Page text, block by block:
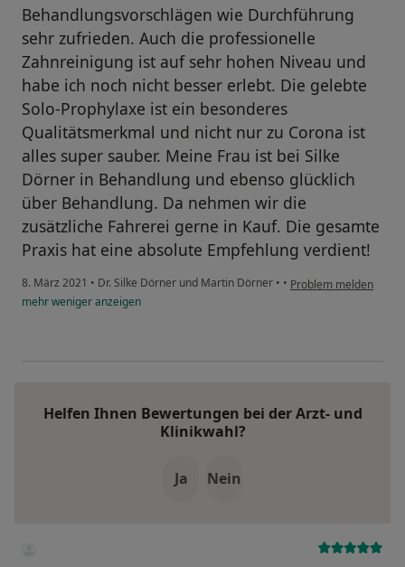
Behandlungsvorschlägen wie Durchführung
sehr zufrieden. Auch die professionelle
Zahnreinigung ist auf sehr hohen Niveau und
habe ich noch nicht besser erlebt. Die gelebte
Solo-Prophylaxe ist ein besonderes
Qualitätsmerkmal und nicht nur zu Corona ist
alles super sauber. Meine Frau ist bei Silke
Dörner in Behandlung und ebenso glücklich
über Behandlung. Da nehmen wir die
zusätzliche Fahrerei gerne in Kauf. Die gesamte
Praxis hat eine absolute Empfehlung verdient!
8. März 2021 • Dr. Silke Dörner und Martin Dörner • • Problem melden
mehrwenigeranzeigen
Helfen Ihnen Bewertungen bei der Arzt- und
Klinikwahl?
Ja Nein